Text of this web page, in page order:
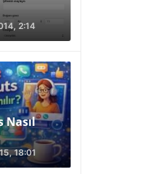
2:14
Nasıl
18:01